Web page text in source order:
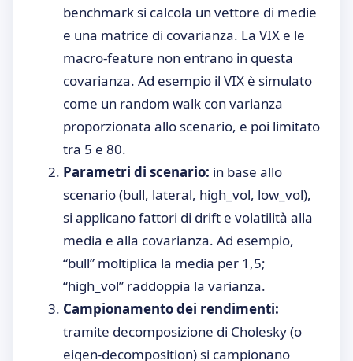
benchmark si calcola un vettore di medie
e una matrice di covarianza. La VIX e le
macro-feature non entrano in questa
covarianza. Ad esempio il VIX è simulato
come un random walk con varianza
proporzionata allo scenario, e poi limitato
tra 5 e 80.
Parametri di scenario: in base allo
scenario (bull, lateral, high_vol, low_vol),
si applicano fattori di drift e volatilità alla
media e alla covarianza. Ad esempio,
“bull” moltiplica la media per 1,5;
“high_vol” raddoppia la varianza.
Campionamento dei rendimenti:
tramite decomposizione di Cholesky (o
eigen-decomposition) si campionano